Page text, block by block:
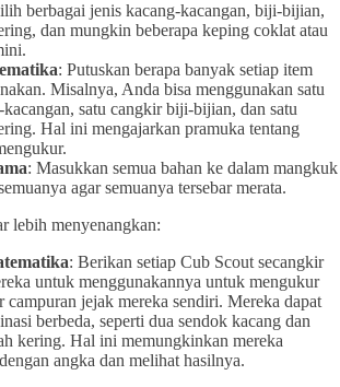
berbagai jenis kacang-kacangan, biji-bijian,
dan mungkin beberapa keping coklat atau
: Putuskan berapa banyak setiap item
Misalnya, Anda bisa menggunakan satu
satu cangkir biji-bijian, dan satu
Hal ini mengajarkan pramuka tentang
: Masukkan semua bahan ke dalam mangkuk
agar semuanya tersebar merata.
lebih menyenangkan:
: Berikan setiap Cub Scout secangkir
untuk menggunakannya untuk mengukur
campuran jejak mereka sendiri. Mereka dapat
berbeda, seperti dua sendok kacang dan
kering. Hal ini memungkinkan mereka
angka dan melihat hasilnya.